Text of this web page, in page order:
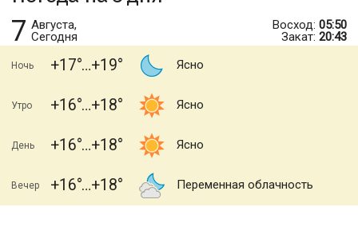
7 Августа,
Сегодня
Восход: 05:50
Закат: 20:43
Ночь +17 +19 Ясно
Утро +16 +18 Ясно
День +16 +18 Ясно
Вечер +16 +18 Переменная облачность